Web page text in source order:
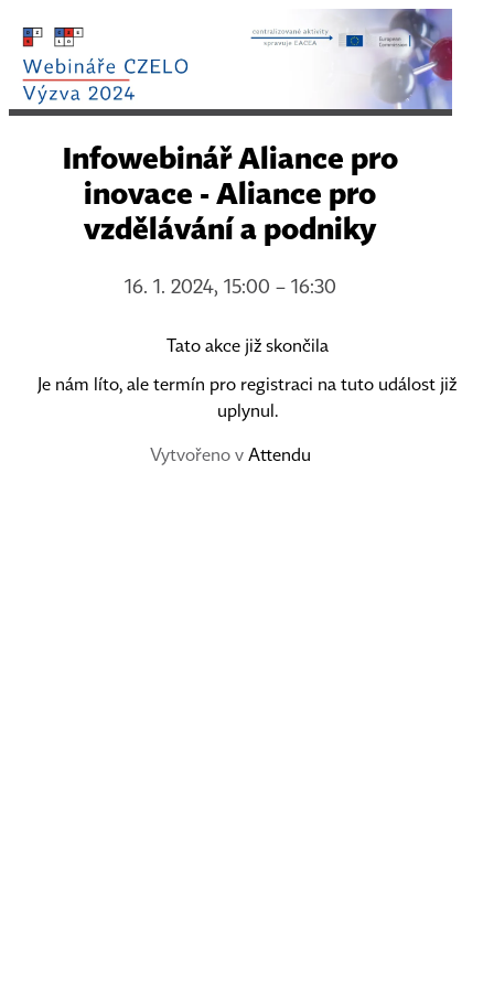
Infowebinář Aliance pro
inovace - Aliance pro
vzdělávání a podniky
16. 1. 2024, 15:00 – 16:30
Tato akce již skončila
Je nám líto, ale termín pro registraci na tuto událost již
uplynul.
Vytvořeno v Attendu